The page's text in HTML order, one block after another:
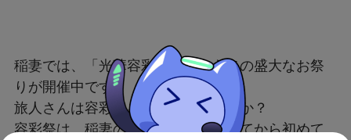
稲妻では、「光華容彩祭」という名の盛大なお祭
りが開催中です！
旅人さんは容彩祭を楽しんでいますか？
容彩祭は、稲妻の鎖国令が解除されてから初めて